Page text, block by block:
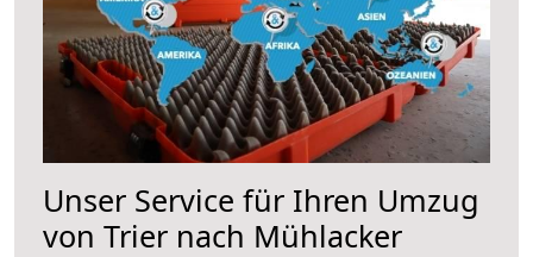
Unser Service für Ihren Umzug
von Trier nach Mühlacker